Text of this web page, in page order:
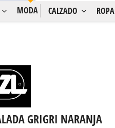
MODA CALZADO ROPA
GRIGRI NARANJA